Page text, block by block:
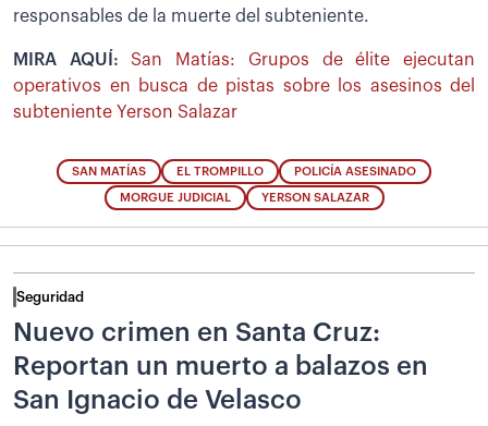
responsables de la muerte del subteniente.
MIRA AQUÍ:San Matías: Grupos de élite ejecutan
operativos en busca de pistas sobre los asesinos del
subteniente Yerson Salazar
SAN MATÍAS EL TROMPILLO POLICÍA ASESINADO
MORGUE JUDICIAL YERSON SALAZAR
Seguridad
Nuevo crimen en Santa Cruz:
Reportan un muerto a balazos en
San Ignacio de Velasco